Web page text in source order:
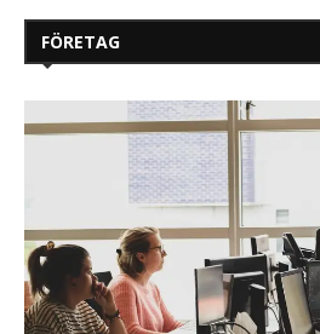
FÖRETAG